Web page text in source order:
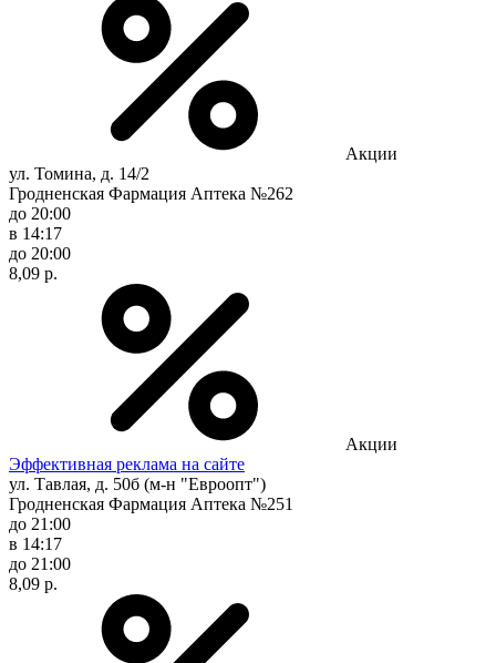
Акции
ул. Томина, д. 14/2
Гродненская Фармация Аптека №262
до 20:00
в 14:17
до 20:00
8,09 р.
Акции
Эффективная реклама на сайте
ул. Тавлая, д. 50б (м-н "Евроопт")
Гродненская Фармация Аптека №251
до 21:00
в 14:17
до 21:00
8,09 р.